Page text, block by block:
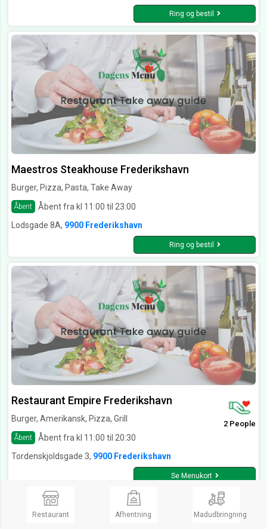
Ring og bestil
Maestros Steakhouse Frederikshavn
Burger, Pizza, Pasta, Take Away
Åbent
Åbent fra kl 11:00 til 23:00
Lodsgade 8A, 9900 Frederikshavn
Ring og bestil
Restaurant Empire Frederikshavn
Burger, Amerikansk, Pizza, Grill
Åbent Åbent fra kl 11:00 til 20:30
2 People
Tordenskjoldsgade 3, 9900 Frederikshavn
Se Menukort
Restaurant Afhentning Madudbringning